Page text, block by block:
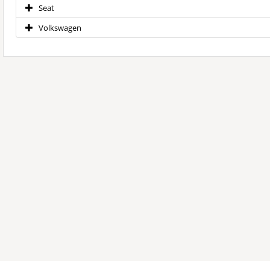
Seat
Volkswagen